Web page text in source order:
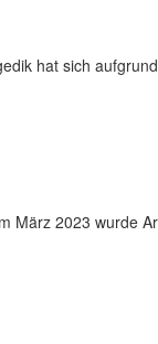
hat sich
März 2023 wurde